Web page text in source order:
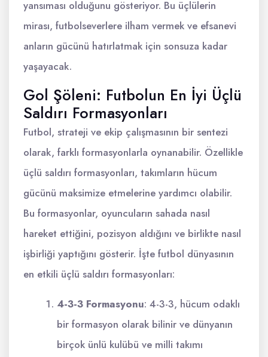
yansıması olduğunu gösteriyor. Bu üçlülerin
mirası, futbolseverlere ilham vermek ve efsanevi
anların gücünü hatırlatmak için sonsuza kadar
yaşayacak.
Gol Şöleni: Futbolun En İyi Üçlü
Saldırı Formasyonları
Futbol, strateji ve ekip çalışmasının bir sentezi
olarak, farklı formasyonlarla oynanabilir. Özellikle
üçlü saldırı formasyonları, takımların hücum
gücünü maksimize etmelerine yardımcı olabilir.
Bu formasyonlar, oyuncuların sahada nasıl
hareket ettiğini, pozisyon aldığını ve birlikte nasıl
işbirliği yaptığını gösterir. İşte futbol dünyasının
en etkili üçlü saldırı formasyonları:
4-3-3 Formasyonu: 4-3-3, hücum odaklı
bir formasyon olarak bilinir ve dünyanın
birçok ünlü kulübü ve milli takımı